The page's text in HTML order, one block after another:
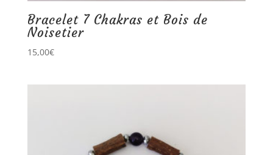
Bracelet 7 Chakras et Bois de
Noisetier
15,00€